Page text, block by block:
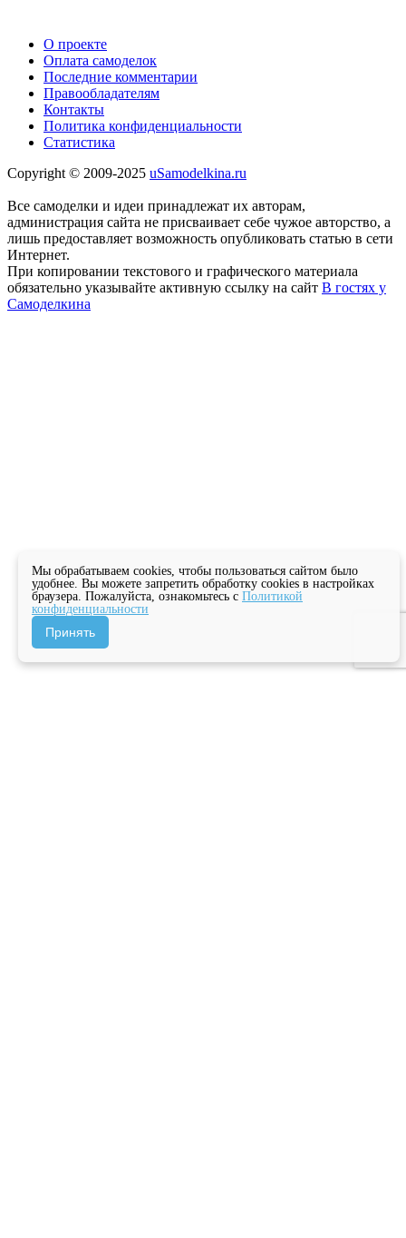
О проекте
Оплата самоделок
Последние комментарии
Правообладателям
Контакты
Политика конфиденциальности
Статистика
Copyright © 2009-2025 uSamodelkina.ru
Все самоделки и идеи принадлежат их авторам,
администрация сайта не присваивает себе чужое авторство, а
лишь предоставляет возможность опубликовать статью в сети
Интернет.
При копировании текстового и графического материала
обязательно указывайте активную ссылку на сайт В гостях у
Самоделкина
Мы обрабатываем cookies, чтобы пользоваться сайтом было
удобнее. Вы можете запретить обработку cookies в настройках
браузера. Пожалуйста, ознакомьтесь с Политикой
конфиденциальности
Принять